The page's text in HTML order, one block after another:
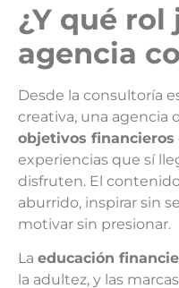
¿Y qué rol
agencia
Desde la consultoría
creativa, una agencia
objetivos financieros
experiencias que sí
disfruten. El
aburrido, inspirar sin
motivar sin presionar.
La educación
la adultez, y las